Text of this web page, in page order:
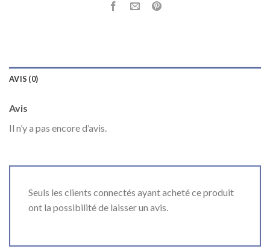
AVIS (0)
Avis
Il n’y a pas encore d’avis.
Seuls les clients connectés ayant acheté ce produit
ont la possibilité de laisser un avis.